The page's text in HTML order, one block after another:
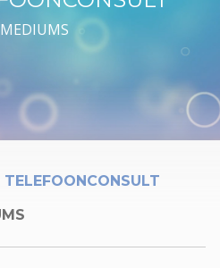
TELEFOONCONSULT